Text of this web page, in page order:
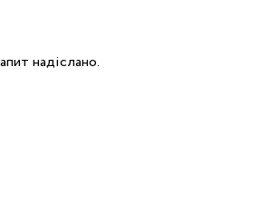
надіслано.